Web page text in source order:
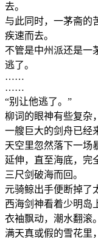
去。
与此同时，一茅斋的
疾速而去。
不管是中州派还是一
逃了。
……
……
“别让他逃了。”
柳词的眼神有些复杂
一艘巨大的剑舟已经
天空里忽然落下一场
延伸，直至海底，完
三尺剑破海而回。
元骑鲸出手便断掉了
西海剑神看着少明岛
衣袖飘动，潮水翻滚。
满天真或假的雪花里